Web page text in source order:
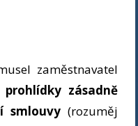
zaměstnavatel
zásadně
smlouvy(rozuměj